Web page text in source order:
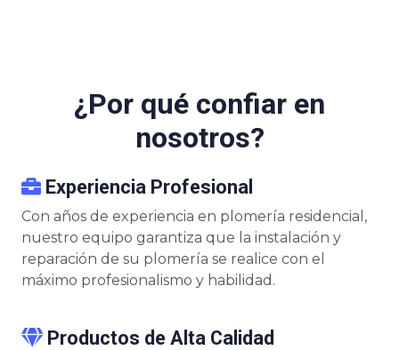
¿Por qué confiar en
nosotros?
Experiencia Profesional
Con años de experiencia en plomería residencial,
nuestro equipo garantiza que la instalación y
reparación de su plomería se realice con el
máximo profesionalismo y habilidad.
Productos de Alta Calidad